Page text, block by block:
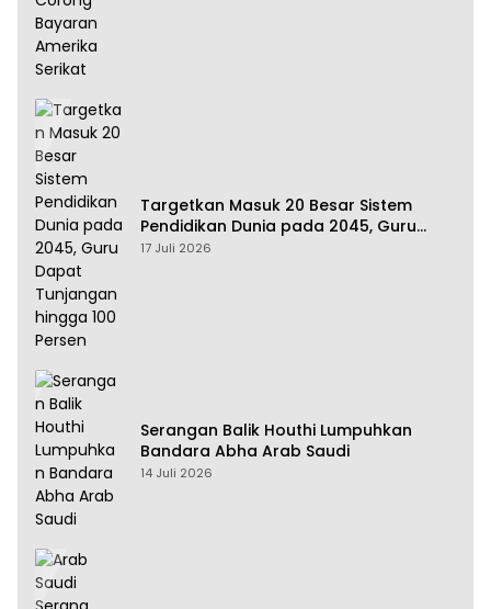
Targetkan Masuk 20 Besar Sistem
Pendidikan Dunia pada 2045, Guru
Dapat Tunjangan hingga 100 Persen
17 Juli 2026
Serangan Balik Houthi Lumpuhkan
Bandara Abha Arab Saudi
14 Juli 2026